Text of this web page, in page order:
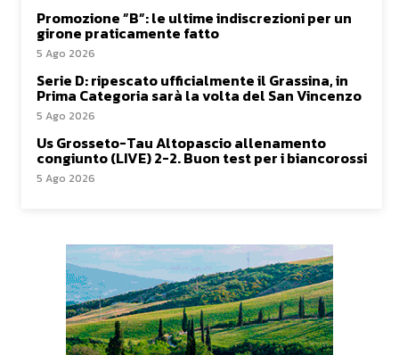
Promozione ”B”: le ultime indiscrezioni per un
girone praticamente fatto
5 Ago 2026
Serie D: ripescato ufficialmente il Grassina, in
Prima Categoria sarà la volta del San Vincenzo
5 Ago 2026
Us Grosseto-Tau Altopascio allenamento
congiunto (LIVE) 2-2. Buon test per i biancorossi
5 Ago 2026